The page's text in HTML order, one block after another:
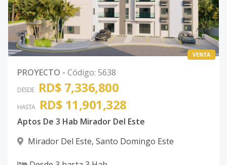
VENTA
PROYECTO - Código: 5638
DESDE RD$ 7,336,800
HASTA RD$ 11,901,328
Aptos De 3 Hab Mirador Del Este
Mirador Del Este, Santo Domingo Este